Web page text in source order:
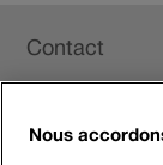
de
page
Contact
Login
Nous